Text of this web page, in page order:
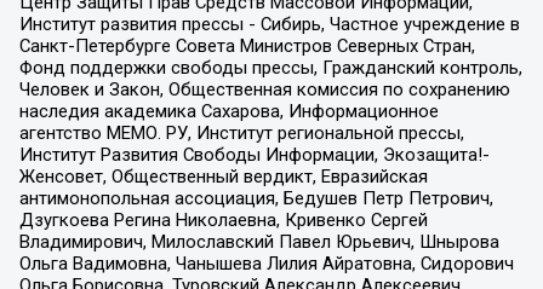
Институт развития прессы - Сибирь, Частное учреждение в
Санкт-Петербурге Совета Министров Северных Стран,
Фонд поддержки свободы прессы, Гражданский контроль,
Человек и Закон, Общественная комиссия по сохранению
наследия академика Сахарова, Информационное
агентство МЕМО. РУ, Институт региональной прессы,
Институт Развития Свободы Информации, Экозащита!-
Женсовет, Общественный вердикт, Евразийская
антимонопольная ассоциация, Бедушев Петр Петрович,
Дзугкоева Регина Николаевна, Кривенко Сергей
Владимирович, Милославский Павел Юрьевич, Шнырова
Ольга Вадимовна, Чанышева Лилия Айратовна, Сидорович